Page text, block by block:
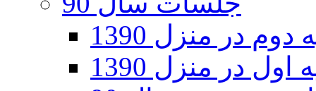
در منزل 1390
در منزل 1390